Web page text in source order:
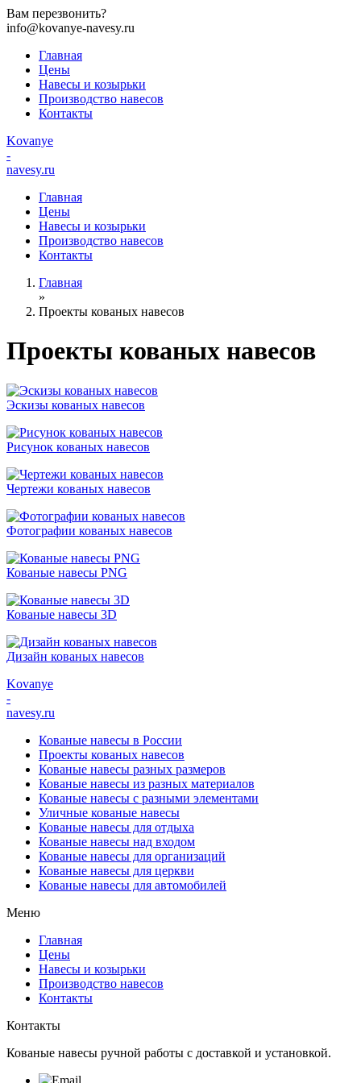
Вам перезвонить?
info@kovanye-navesy.ru
Главная
Цены
Навесы и козырьки
Производство навесов
Контакты
Kovanye
-
navesy.ru
Главная
Цены
Навесы и козырьки
Производство навесов
Контакты
Главная
»
Проекты кованых навесов
Проекты кованых навесов
Эскизы кованых навесов
Рисунок кованых навесов
Чертежи кованых навесов
Фотографии кованых навесов
Кованые навесы PNG
Кованые навесы 3D
Дизайн кованых навесов
Kovanye
-
navesy.ru
Кованые навесы в России
Проекты кованых навесов
Кованые навесы разных размеров
Кованые навесы из разных материалов
Кованые навесы с разными элементами
Уличные кованые навесы
Кованые навесы для отдыха
Кованые навесы над входом
Кованые навесы для организаций
Кованые навесы для церкви
Кованые навесы для автомобилей
Меню
Главная
Цены
Навесы и козырьки
Производство навесов
Контакты
Контакты
Кованые навесы ручной работы с доставкой и установкой.